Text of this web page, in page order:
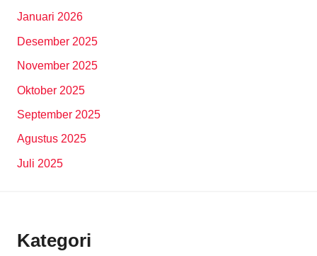
Januari 2026
Desember 2025
November 2025
Oktober 2025
September 2025
Agustus 2025
Juli 2025
Kategori